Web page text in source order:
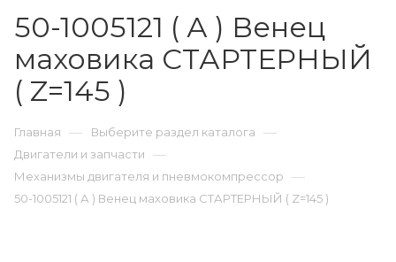
50-1005121 ( А ) Венец
маховика СТАРТЕРНЫЙ
( Z=145 )
Главная — Выберите раздел каталога —
Двигатели и запчасти —
Механизмы двигателя и пневмокомпрессор —
50-1005121 ( А ) Венец маховика СТАРТЕРНЫЙ ( Z=145 )